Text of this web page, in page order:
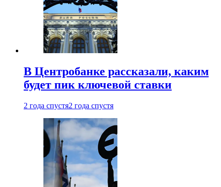
В Центробанке рассказали, каким
будет пик ключевой ставки
2 года спустя2 года спустя